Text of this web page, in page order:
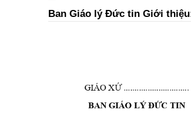
Ban Giáo lý Đức tin Giới